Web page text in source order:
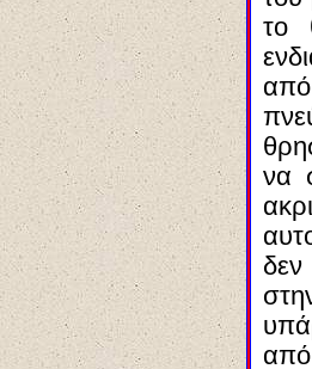
το
να
δεν